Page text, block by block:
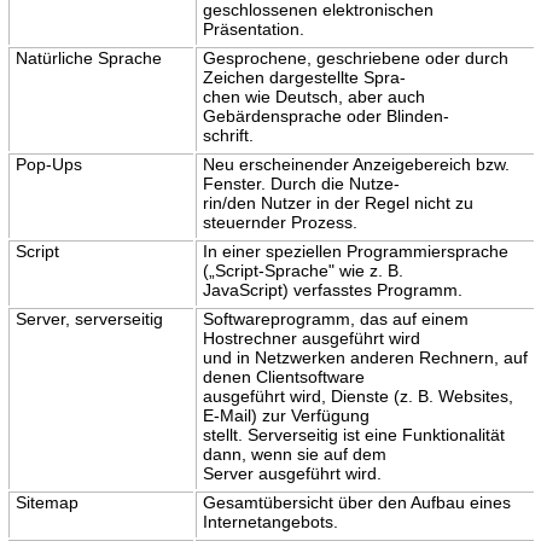
geschlossenen elektronischen
Präsentation.
Natürliche Sprache
Gesprochene, geschriebene oder durch
Zeichen dargestellte Spra-
chen wie Deutsch, aber auch
Gebärdensprache oder Blinden-
schrift.
Pop-Ups
Neu erscheinender Anzeigebereich bzw.
Fenster. Durch die Nutze-
rin/den Nutzer in der Regel nicht zu
steuernder Prozess.
Script
In einer speziellen Programmiersprache
(„Script-Sprache" wie z. B.
JavaScript) verfasstes Programm.
Server, serverseitig
Softwareprogramm, das auf einem
Hostrechner ausgeführt wird
und in Netzwerken anderen Rechnern, auf
denen Clientsoftware
ausgeführt wird, Dienste (z. B. Websites,
E-Mail) zur Verfügung
stellt. Serverseitig ist eine Funktionalität
dann, wenn sie auf dem
Server ausgeführt wird.
Sitemap
Gesamtübersicht über den Aufbau eines
Internetangebots.